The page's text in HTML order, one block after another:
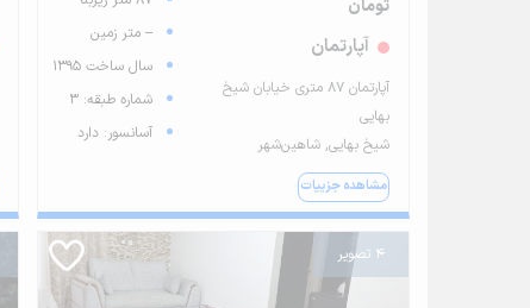
تومان
آپارتمان
آپارتمان ۸۷ متری خیابان شیخ
بهایی
شیخ بهایی, شاهین‌شهر
مشاهده جزییات
-- متر زمین
سال ساخت 1395
شماره طبقه: 3
آسانسور: دارد
4 تصویر